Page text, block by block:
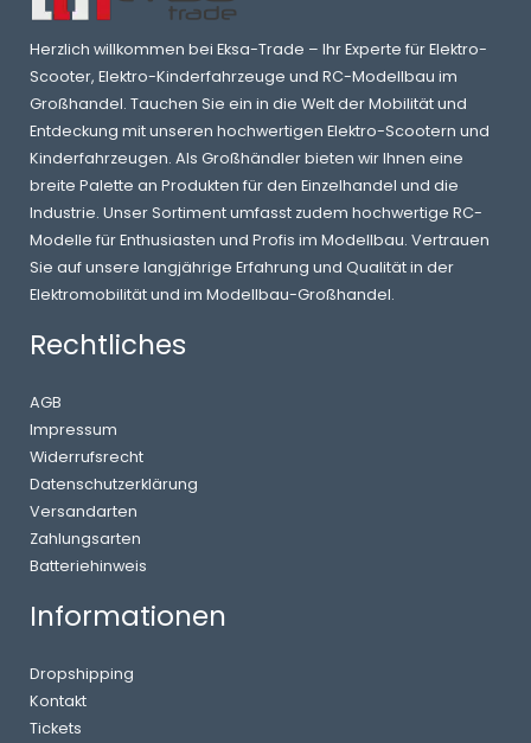
Herzlich willkommen bei Eksa-Trade – Ihr Experte für Elektro-
Scooter, Elektro-Kinderfahrzeuge und RC-Modellbau im
Großhandel. Tauchen Sie ein in die Welt der Mobilität und
Entdeckung mit unseren hochwertigen Elektro-Scootern und
Kinderfahrzeugen. Als Großhändler bieten wir Ihnen eine
breite Palette an Produkten für den Einzelhandel und die
Industrie. Unser Sortiment umfasst zudem hochwertige RC-
Modelle für Enthusiasten und Profis im Modellbau. Vertrauen
Sie auf unsere langjährige Erfahrung und Qualität in der
Elektromobilität und im Modellbau-Großhandel.
Rechtliches
AGB
Impressum
Widerrufsrecht
Datenschutzerklärung
Versandarten
Zahlungsarten
Batteriehinweis
Informationen
Dropshipping
Kontakt
Tickets